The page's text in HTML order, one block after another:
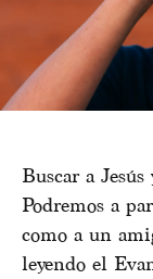
Buscar a
Podremos a
como a un
leyendo el